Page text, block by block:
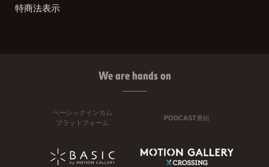
特商法表示
We are hands on
ベーシックインカム
プラットフォーム
PODCAST番組